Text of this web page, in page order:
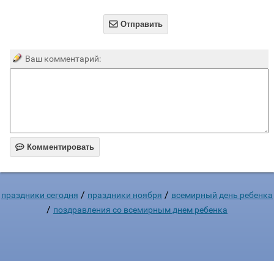
 Отправить
Ваш комментарий:
 Комментировать
праздники сегодня / праздники ноября / всемирный день ребенка
/ поздравления со всемирным днем ребенка